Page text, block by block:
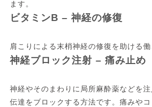
ます。
ビタミンB – 神経の修復
肩こりによる末梢神経の修復を助ける働
神経ブロック注射 – 痛み止め
神経やそのまわりに局所麻酔薬などを
伝達をブロックする方法です。痛みや